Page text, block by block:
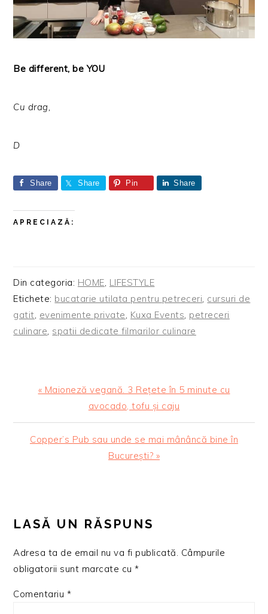
Be different, be YOU
Cu drag,
D
Share Share Pin Share
APRECIAZĂ:
Din categoria: HOME, LIFESTYLE
Etichete: bucatarie utilata pentru petreceri, cursuri de
gatit, evenimente private, Kuxa Events, petreceri
culinare, spatii dedicate filmarilor culinare
Articol
« Maioneză vegană. 3 Rețete în 5 minute cu
avocado, tofu și caju
Articolul
Copper’s Pub sau unde se mai mânâncă bine în
București? »
INTERACTIONS
LASĂ UN RĂSPUNS
Adresa ta de email nu va fi publicată. Câmpurile
obligatorii sunt marcate cu*
Comentariu *